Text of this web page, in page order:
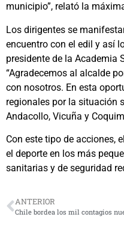
municipio”, relató la
Los dirigentes se
encuentro con el edil y así
presidente de la Academia
“Agradecemos al alcalde
con nosotros. En esta
regionales por la situación
Andacollo, Vicuña y
Con este tipo de acciones,
el deporte en los más
sanitarias y de seguridad
ANTERIOR